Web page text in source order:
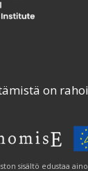
on
sisältö edustaa